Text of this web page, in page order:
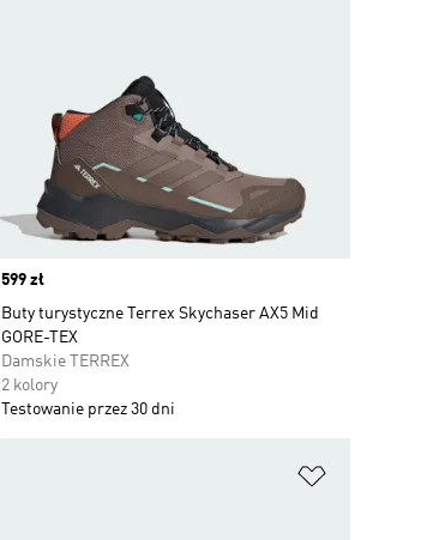
Price
599 zł
Buty turystyczne Terrex Skychaser AX5 Mid
GORE-TEX
Damskie TERREX
2 kolory
Testowanie przez 30 dni